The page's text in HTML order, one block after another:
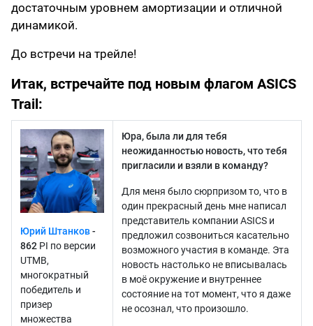
достаточным уровнем амортизации и отличной
динамикой.
До встречи на трейле!
Итак, встречайте под новым флагом ASICS
Trail:
Юрий Штанков-
862 PI по версии
UTMB,
многократный
победитель и
призер
множества
Юра, была ли для тебя
неожиданностью новость, что тебя
пригласили и взяли в команду?
Для меня было сюрпризом то, что в
один прекрасный день мне написал
представитель компании ASICS и
предложил созвониться касательно
возможного участия в команде. Эта
новость настолько не вписывалась
в моё окружение и внутреннее
состояние на тот момент, что я даже
не осознал, что произошло.